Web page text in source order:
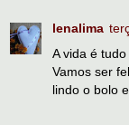
lenalima
A vida é
Vamos ser
lindo o bolo